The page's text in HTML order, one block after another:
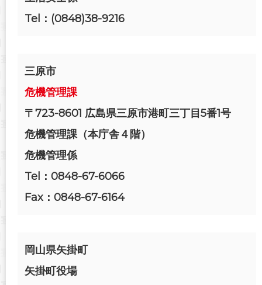
Tel：(0848)38-9216
三原市
危機管理課
〒723-8601 広島県三原市港町三丁目5番1号
危機管理課（本庁舎４階）
危機管理係
Tel：0848-67-6066
Fax：0848-67-6164
岡山県矢掛町
矢掛町役場